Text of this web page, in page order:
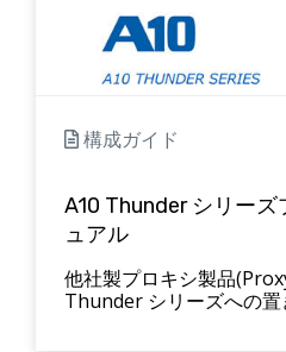
構成ガイド
A10 Thunder シリー
ュアル
他社製プロキシ製品
Thunder シリーズへの置